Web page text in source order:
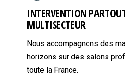
INTERVENTION
MULTISECTEUR
Nous accompagnons des
horizons sur des salons
toute la France.